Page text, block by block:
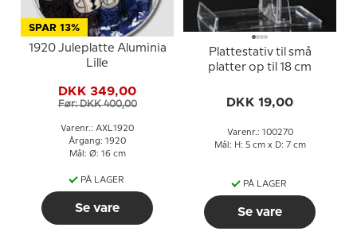
SPAR 13%
1920 Juleplatte Aluminia
Lille
DKK 349,00
Før: DKK 400,00
Varenr.: AXL1920
Årgang: 1920
Mål: Ø: 16 cm
PÅ LAGER
Se vare
Plattestativ til små
platter op til 18 cm
DKK 19,00
Varenr.: 100270
Mål: H: 5 cm x D: 7 cm
PÅ LAGER
Se vare